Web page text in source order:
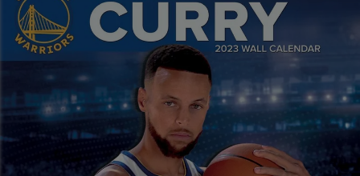
〒542-008
大阪府大阪市中央区西心斎橋1丁目6番14号
TEL:06-4708-3300
MAP
BLOG